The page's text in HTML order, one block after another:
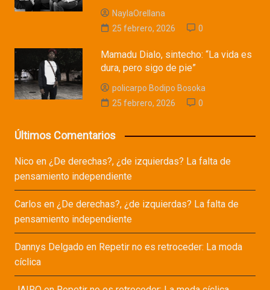
NaylaOrellana
25 febrero, 2026
0
Mamadu Dialo, sintecho: “La vida es
dura, pero sigo de pie”
policarpo Bodipo Bosoka
25 febrero, 2026
0
Últimos Comentarios
Nicoen ¿De derechas?, ¿de izquierdas? La falta de
pensamiento independiente
Carlos en ¿De derechas?, ¿de izquierdas? La falta de
pensamiento independiente
Dannys Delgadoen Repetir no es retroceder: La moda
cíclica